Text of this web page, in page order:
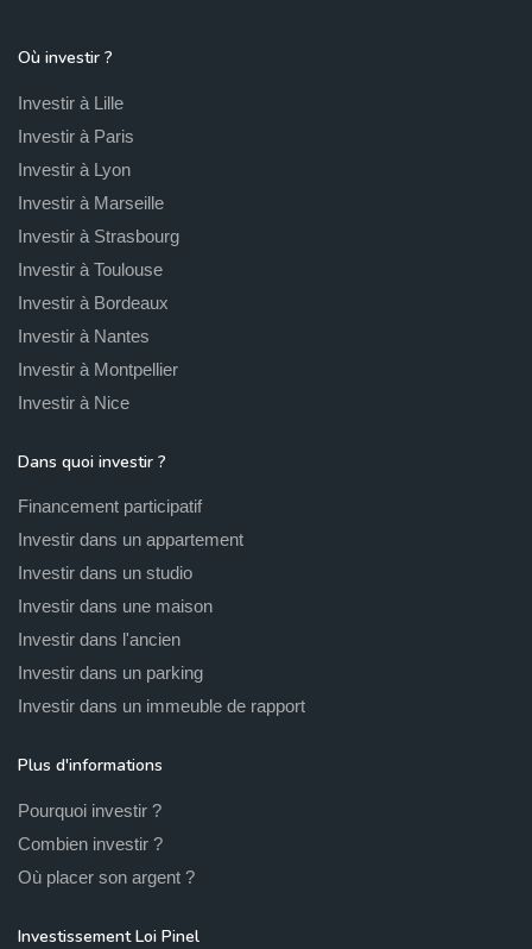
Où investir ?
Investir à Lille
Investir à Paris
Investir à Lyon
Investir à Marseille
Investir à Strasbourg
Investir à Toulouse
Investir à Bordeaux
Investir à Nantes
Investir à Montpellier
Investir à Nice
Dans quoi investir ?
Financement participatif
Investir dans un appartement
Investir dans un studio
Investir dans une maison
Investir dans l'ancien
Investir dans un parking
Investir dans un immeuble de rapport
Plus d'informations
Pourquoi investir ?
Combien investir ?
Où placer son argent ?
Investissement Loi Pinel